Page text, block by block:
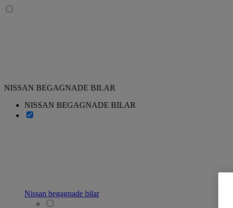
NISSAN BEGAGNADE BILAR
NISSAN BEGAGNADE BILAR
Nissan begagnade bilar